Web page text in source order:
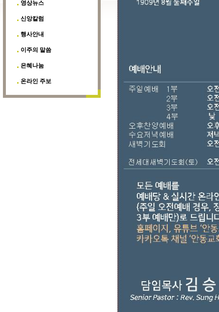
영상뉴스
신앙칼럼
행사안내
이주의 말씀
은혜나눔
온라인 주보